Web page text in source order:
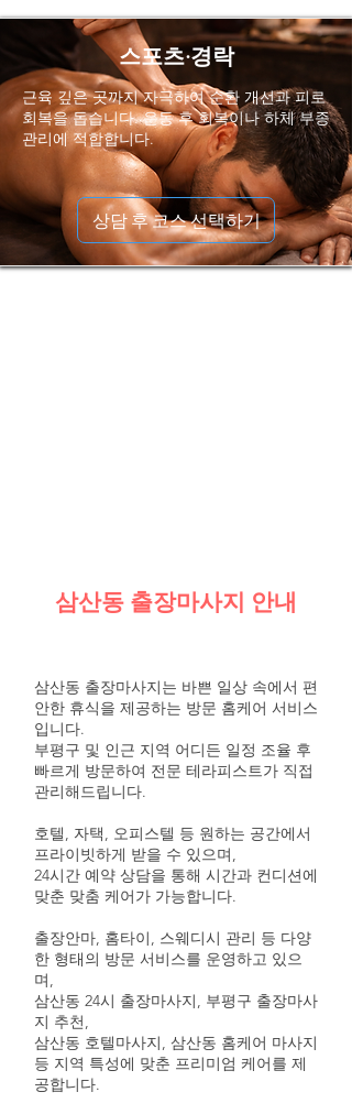
스포츠·경락
근육 깊은 곳까지 자극하여 순환 개선과 피로
회복을 돕습니다. 운동 후 회복이나 하체 부종
관리에 적합합니다.
상담 후 코스 선택하기
삼산동 출장마사지 안내
삼산동 출장마사지는 바쁜 일상 속에서 편
안한 휴식을 제공하는 방문 홈케어 서비스
입니다.
부평구 및 인근 지역 어디든 일정 조율 후
빠르게 방문하여 전문 테라피스트가 직접
관리해드립니다.
호텔, 자택, 오피스텔 등 원하는 공간에서
프라이빗하게 받을 수 있으며,
24시간 예약 상담을 통해 시간과 컨디션에
맞춘 맞춤 케어가 가능합니다.
출장안마, 홈타이, 스웨디시 관리 등 다양
한 형태의 방문 서비스를 운영하고 있으
며,
삼산동 24시 출장마사지, 부평구 출장마사
지 추천,
삼산동 호텔마사지, 삼산동 홈케어 마사지
등 지역 특성에 맞춘 프리미엄 케어를 제
공합니다.